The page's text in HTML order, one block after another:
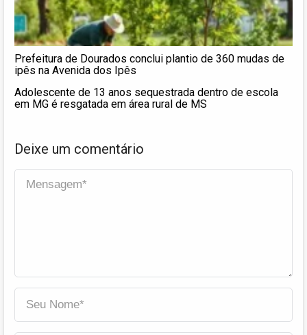
Prefeitura de Dourados conclui plantio de 360 mudas de
ipês na Avenida dos Ipês
Adolescente de 13 anos sequestrada dentro de escola
em MG é resgatada em área rural de MS
Deixe um comentário